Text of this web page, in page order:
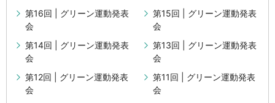
第16回 | グリーン運動発表
会
第15回 | グリーン運動発表
会
第14回 | グリーン運動発表
会
第13回 | グリーン運動発表
会
第12回 | グリーン運動発表
会
第11回 | グリーン運動発表
会